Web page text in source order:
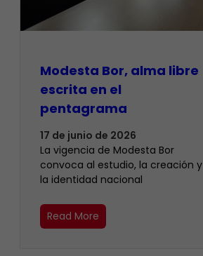
Modesta Bor, alma libre
escrita en el
pentagrama
17 de junio de 2026
La vigencia de Modesta Bor
convoca al estudio, la creación y
la identidad nacional
Read More